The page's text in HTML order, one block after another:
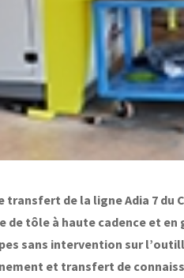
transfert de la ligne Adia 7
de tôle à haute cadence et
sans intervention sur
et transfert de